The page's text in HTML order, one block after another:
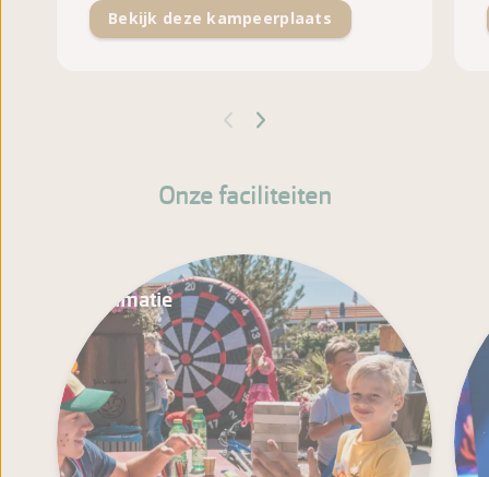
Bekijk deze kampeerplaats
Onze faciliteiten
Animatie